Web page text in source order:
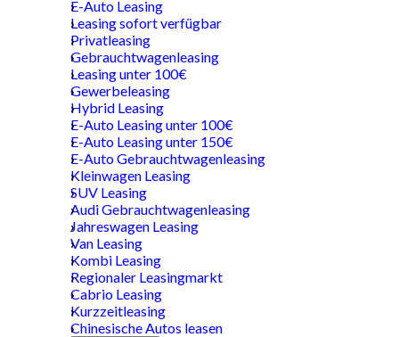
E-Auto Leasing
Leasing sofort verfügbar
Privatleasing
Gebrauchtwagenleasing
Leasing unter 100€
Gewerbeleasing
Hybrid Leasing
E-Auto Leasing unter 100€
E-Auto Leasing unter 150€
E-Auto Gebrauchtwagenleasing
Kleinwagen Leasing
SUV Leasing
Audi Gebrauchtwagenleasing
Jahreswagen Leasing
Van Leasing
Kombi Leasing
Regionaler Leasingmarkt
Cabrio Leasing
Kurzzeitleasing
Chinesische Autos leasen